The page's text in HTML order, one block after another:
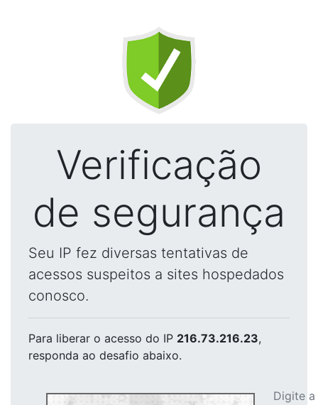
Verificação
de segurança
Seu IP fez diversas tentativas de
acessos suspeitos a sites hospedados
conosco.
Para liberar o acesso do IP 216.73.216.23,
responda ao desafio abaixo.
Digite